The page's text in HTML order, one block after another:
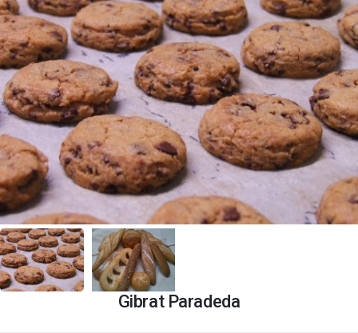
Gibrat Paradeda